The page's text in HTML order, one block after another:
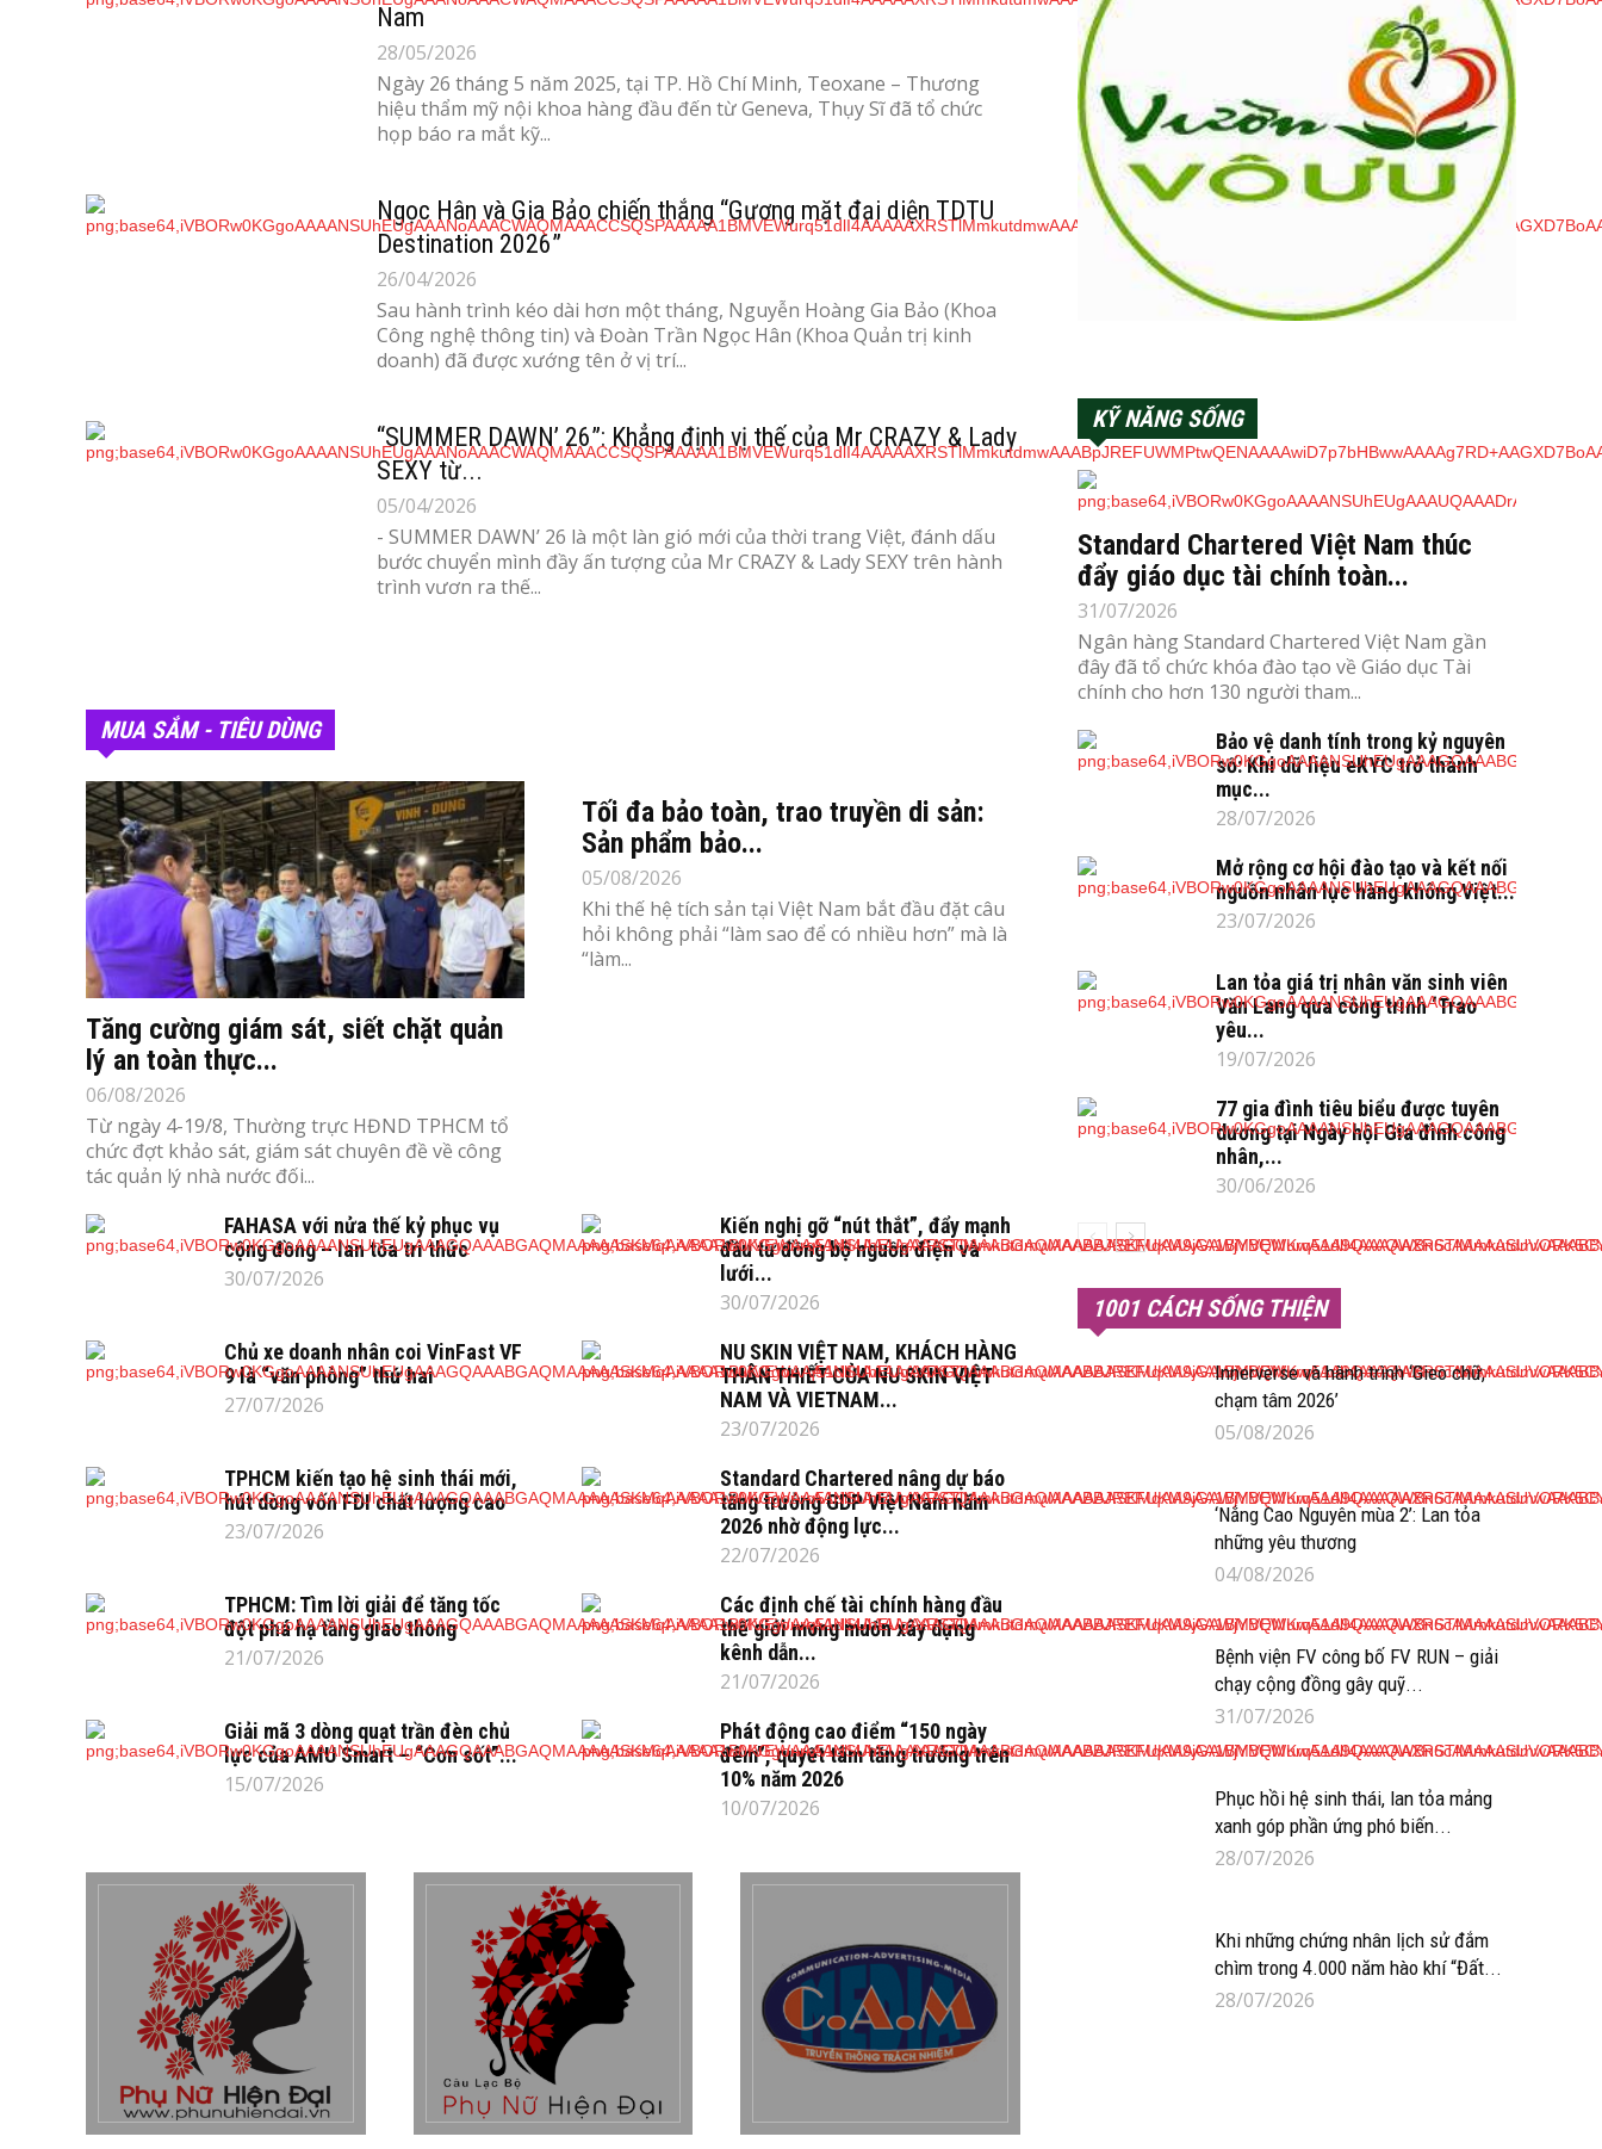
Nam
28/05/2026
Ngày 26 tháng 5 năm 2025, tại TP. Hồ Chí Minh, Teoxane – Thương
hiệu thẩm mỹ nội khoa hàng đầu đến từ Geneva, Thụy Sĩ đã tổ chức
họp báo ra mắt kỹ...
Ngọc Hân và Gia Bảo chiến thắng “Gương mặt đại diện TDTU
Destination 2026”
26/04/2026
Sau hành trình kéo dài hơn một tháng, Nguyễn Hoàng Gia Bảo (Khoa
Công nghệ thông tin) và Đoàn Trần Ngọc Hân (Khoa Quản trị kinh
doanh) đã được xướng tên ở vị trí...
“SUMMER DAWN’ 26”: Khẳng định vị thế của Mr CRAZY & Lady
SEXY từ...
05/04/2026
- SUMMER DAWN’ 26 là một làn gió mới của thời trang Việt, đánh dấu
bước chuyển mình đầy ấn tượng của Mr CRAZY & Lady SEXY trên hành
trình vươn ra thế...
MUA SẮM - TIÊU DÙNG
Tăng cường giám sát, siết chặt quản
lý an toàn thực...
06/08/2026
Từ ngày 4-19/8, Thường trực HĐND TPHCM tổ
chức đợt khảo sát, giám sát chuyên đề về công
tác quản lý nhà nước đối...
Tối đa bảo toàn, trao truyền di sản:
Sản phẩm bảo...
05/08/2026
Khi thế hệ tích sản tại Việt Nam bắt đầu đặt câu
hỏi không phải “làm sao để có nhiều hơn” mà là
“làm...
FAHASA với nửa thế kỷ phục vụ
cộng đồng – lan tỏa tri thức
30/07/2026
Kiến nghị gỡ “nút thắt”, đẩy mạnh
đầu tư đồng bộ nguồn điện và
lưới...
30/07/2026
Chủ xe doanh nhân coi VinFast VF
9 là “văn phòng” thứ hai
27/07/2026
NU SKIN VIỆT NAM, KHÁCH HÀNG
THÂN THIẾT CỦA NU SKIN VIỆT
NAM VÀ VIETNAM...
23/07/2026
TPHCM kiến tạo hệ sinh thái mới,
hút dòng vốn FDI chất lượng cao
23/07/2026
Standard Chartered nâng dự báo
tăng trưởng GDP Việt Nam năm
2026 nhờ động lực...
22/07/2026
TPHCM: Tìm lời giải để tăng tốc
đột phá hạ tầng giao thông
21/07/2026
Các định chế tài chính hàng đầu
thế giới mong muốn xây dựng
kênh dẫn...
21/07/2026
Giải mã 3 dòng quạt trần đèn chủ
lực của AMU Smart – “Cơn sốt”...
15/07/2026
Phát động cao điểm “150 ngày
đêm”, quyết tâm tăng trưởng trên
10% năm 2026
10/07/2026
KỸ NĂNG SỐNG
Standard Chartered Việt Nam thúc
đẩy giáo dục tài chính toàn...
31/07/2026
Ngân hàng Standard Chartered Việt Nam gần
đây đã tổ chức khóa đào tạo về Giáo dục Tài
chính cho hơn 130 người tham...
Bảo vệ danh tính trong kỷ nguyên
số: Khi dữ liệu eKYC trở thành
mục...
28/07/2026
Mở rộng cơ hội đào tạo và kết nối
nguồn nhân lực hàng không Việt...
23/07/2026
Lan tỏa giá trị nhân văn sinh viên
Văn Lang qua công trình ‘Trao
yêu...
19/07/2026
77 gia đình tiêu biểu được tuyên
dương tại Ngày hội Gia đình công
nhân,...
30/06/2026
1001 CÁCH SỐNG THIỆN
Innerverse và hành trình ‘Gieo chữ,
chạm tâm 2026’
05/08/2026
‘Nắng Cao Nguyên mùa 2’: Lan tỏa
những yêu thương
04/08/2026
Bệnh viện FV công bố FV RUN – giải
chạy cộng đồng gây quỹ...
31/07/2026
Phục hồi hệ sinh thái, lan tỏa mảng
xanh góp phần ứng phó biến...
28/07/2026
Khi những chứng nhân lịch sử đắm
chìm trong 4.000 năm hào khí “Đất...
28/07/2026